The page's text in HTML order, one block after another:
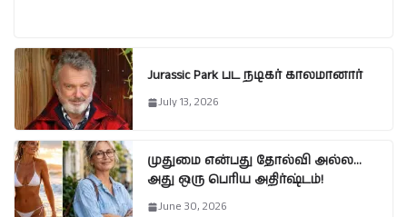
Jurassic Park பட நடிகர் காலமானார்
July 13, 2026
முதுமை என்பது தோல்வி அல்ல…
அது ஒரு பெரிய அதிர்ஷ்டம்!
June 30, 2026